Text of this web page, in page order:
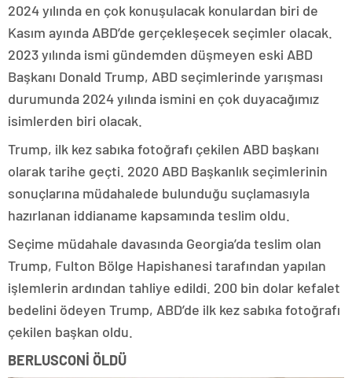
2024 yılında en çok konuşulacak konulardan biri de
Kasım ayında ABD’de gerçekleşecek seçimler olacak.
2023 yılında ismi gündemden düşmeyen eski ABD
Başkanı Donald Trump, ABD seçimlerinde yarışması
durumunda 2024 yılında ismini en çok duyacağımız
isimlerden biri olacak.
Trump, ilk kez sabıka fotoğrafı çekilen ABD başkanı
olarak tarihe geçti. 2020 ABD Başkanlık seçimlerinin
sonuçlarına müdahalede bulunduğu suçlamasıyla
hazırlanan iddianame kapsamında teslim oldu.
Seçime müdahale davasında Georgia’da teslim olan
Trump, Fulton Bölge Hapishanesi tarafından yapılan
işlemlerin ardından tahliye edildi. 200 bin dolar kefalet
bedelini ödeyen Trump, ABD’de ilk kez sabıka fotoğrafı
çekilen başkan oldu.
BERLUSCONİ ÖLDÜ